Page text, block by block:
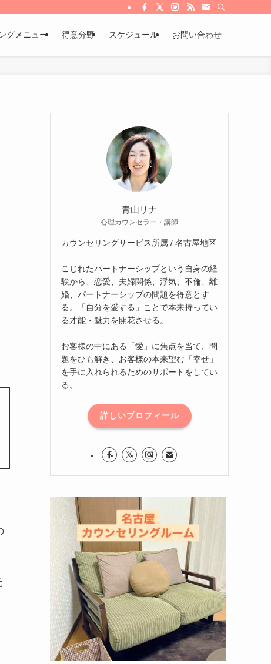
グメニュー 得意分野 スケジュール お問い合わせ
青山リナ
心理カウンセラー・講師
カウンセリングサービス所属 / 名古屋地区
こじれたパートナーシップという自身の経
験から、恋愛、夫婦関係、浮気、不倫、離
婚、パートナーシップの問題を得意とす
る。「自分を愛する」ことで本来持ってい
る才能・魅力を開花させる。
お客様の中にある「愛」に焦点を当て、問
題をひも解き、お客様の本来望む「幸せ」
を手に入れられるためのサポートをしてい
る。
詳しいプロフィール